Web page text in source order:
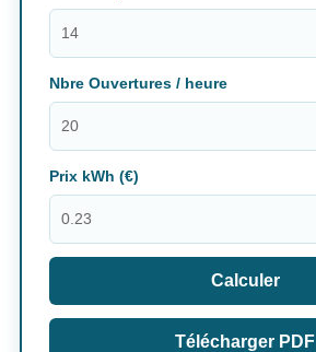
Nbre Ouvertures / heure
Prix kWh (€)
Calculer
Télécharger PDF